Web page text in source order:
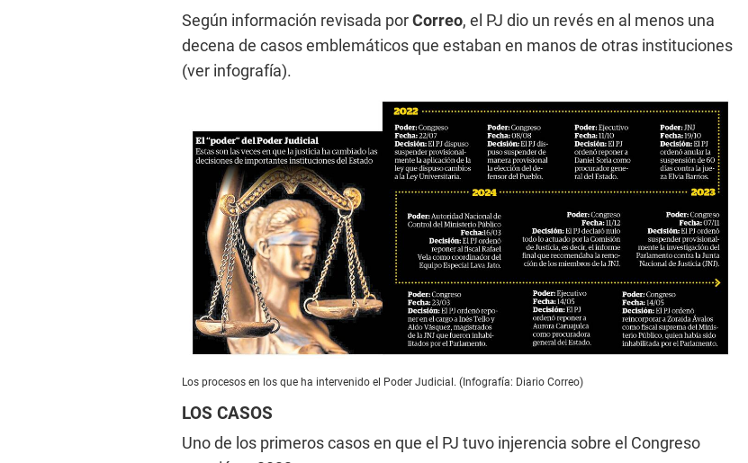
Según información revisada porCorreo, el PJ dio un revés en al menos una
decena de casos emblemáticos que estaban en manos de otras instituciones
(ver infografía).
Los procesos en los que ha intervenido el Poder Judicial. (Infografía: Diario Correo)
LOS CASOS
Uno de los primeros casos en que el PJ tuvo injerencia sobre el Congreso